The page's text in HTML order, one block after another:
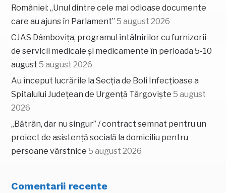
României: „Unul dintre cele mai odioase documente
care au ajuns în Parlament” 5 august 2026
CJAS Dâmbovița, programul întâlnirilor cu furnizorii
de servicii medicale și medicamente în perioada 5-10
august 5 august 2026
Au început lucrările la Secția de Boli Infecțioase a
Spitalului Județean de Urgență Târgoviște 5 august
2026
„Bătrân, dar nu singur” / contract semnat pentru un
proiect de asistență socială la domiciliu pentru
persoane vârstnice 5 august 2026
Comentarii recente